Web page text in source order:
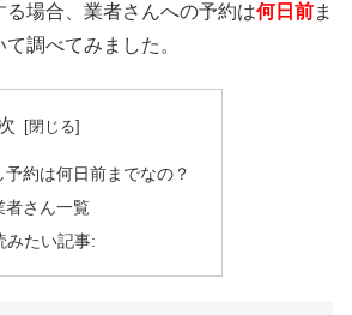
場合、業者さんへの予約は何日前ま
調べてみました。
約は何日前までなの？
者さん一覧
みたい記事: